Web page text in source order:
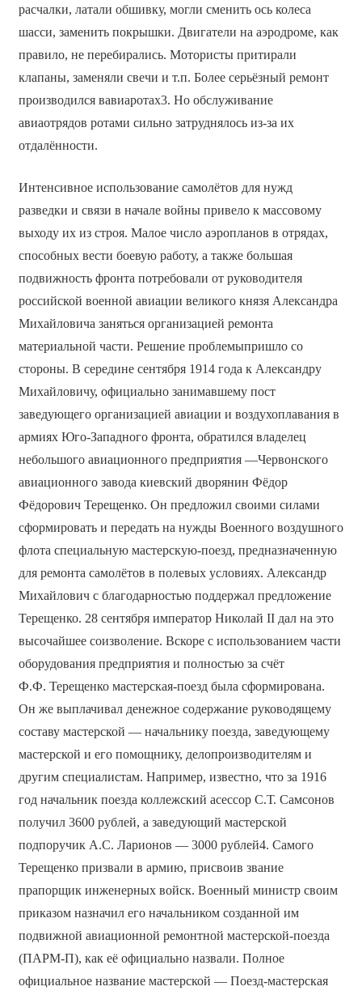
расчалки, латали обшивку, могли сменить ось колеса
шасси, заменить покрышки. Двигатели на аэродроме, как
правило, не перебирались. Мотористы притирали
клапаны, заменяли свечи и т.п. Более серьёзный ремонт
производился вавиаротах3. Но обслуживание
авиаотрядов ротами сильно затруднялось из-за их
отдалённости.
Интенсивное использование самолётов для нужд
разведки и связи в начале войны привело к массовому
выходу их из строя. Малое число аэропланов в отрядах,
способных вести боевую работу, а также большая
подвижность фронта потребовали от руководителя
российской военной авиации великого князя Александра
Михайловича заняться организацией ремонта
материальной части. Решение проблемыпришло со
стороны. В середине сентября 1914 года к Александру
Михайловичу, официально занимавшему пост
заведующего организацией авиации и воздухоплавания в
армиях Юго-Западного фронта, обратился владелец
небольшого авиационного предприятия —Червонского
авиационного завода киевский дворянин Фёдор
Фёдорович Терещенко. Он предложил своими силами
сформировать и передать на нужды Военного воздушного
флота специальную мастерскую-поезд, предназначенную
для ремонта самолётов в полевых условиях. Александр
Михайлович с благодарностью поддержал предложение
Терещенко. 28 сентября император Николай II дал на это
высочайшее соизволение. Вскоре с использованием части
оборудования предприятия и полностью за счёт
Ф.Ф. Терещенко мастерская-поезд была сформирована.
Он же выплачивал денежное содержание руководящему
составу мастерской — начальнику поезда, заведующему
мастерской и его помощнику, делопроизводителям и
другим специалистам. Например, известно, что за 1916
год начальник поезда коллежский асессор С.Т. Самсонов
получил 3600 рублей, а заведующий мастерской
подпоручик А.С. Ларионов — 3000 рублей4. Самого
Терещенко призвали в армию, присвоив звание
прапорщик инженерных войск. Военный министр своим
приказом назначил его начальником созданной им
подвижной авиационной ремонтной мастерской-поезда
(ПАРМ-П), как её официально назвали. Полное
официальное название мастерской — Поезд-мастерская